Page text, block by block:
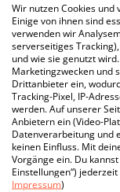
Wir nutzen Cookies
Einige von ihnen sind
verwenden wir
serverseitiges
und wie sie genutzt
Marketingzwecken und
Drittanbieter ein,
Tracking-Pixel, IP-
werden. Auf unserer
Anbietern ein (Video-
Datenverarbeitung und
keinen Einfluss. Mit
Vorgänge ein. Du
Einstellungen“)
Impressum)